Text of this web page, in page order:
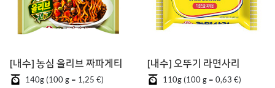
[내수] 농심 올리브 짜파게티
140g (100 g = 1,25 €)
[내수] 오뚜기 라면사리
110g (100 g = 0,63 €)